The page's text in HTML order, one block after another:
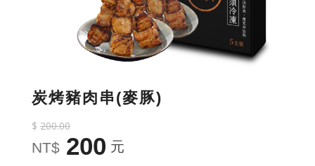
炭烤豬肉串(麥豚)
$ 200.00
NT$ 200 元